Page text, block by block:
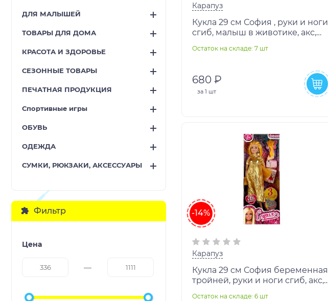
ДЛЯ МАЛЫШЕЙ
ТОВАРЫ ДЛЯ ДОМА
КРАСОТА И ЗДОРОВЬЕ
СЕЗОННЫЕ ТОВАРЫ
ПЕЧАТНАЯ ПРОДУКЦИЯ
Спортивные игры
ОБУВЬ
ОДЕЖДА
СУМКИ, РЮКЗАКИ, АКСЕССУАРЫ
Фильтр
Цена
Карапуз
Кукла 29 см София , руки и ноги
сгиб, малыш в животике, акс,
Остаток на складе: 7 шт
680 ₽
за 1 шт
-14%
Карапуз
Кукла 29 см София беременная
тройней, руки и ноги сгиб, акс,
Остаток на складе: 6 шт